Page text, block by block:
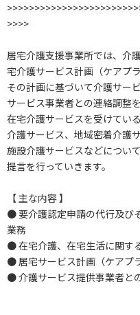
>>>>
居宅介護支援事業所では、介
宅介護サービス計画（ケアプ
その計画に基づいて介護サー
サービス事業者との連絡調整を
在宅介護サービスを受けてい
介護サービス、地域密着介護サ
施設介護サービスなどについ
提言を行っていきます。
【 主な内容 】
● 要介護認定申請の代行及び
業務
● 在宅介護、在宅生活に関す
● 居宅サービス計画（ケアプ
● 介護サービス提供事業者と